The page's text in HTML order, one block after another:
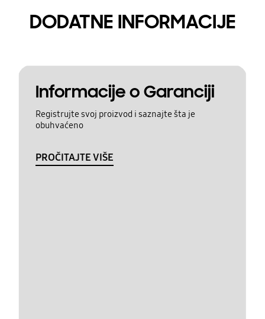
DODATNE INFORMACIJE
Informacije o Garanciji
Registrujte svoj proizvod i saznajte šta je
obuhvaćeno
PROČITAJTE VIŠE